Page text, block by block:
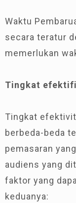
Waktu
secara teratur
memerlukan
Tingkat
Tingkat
berbeda-beda
pemasaran
audiens yang
faktor yang
keduanya: